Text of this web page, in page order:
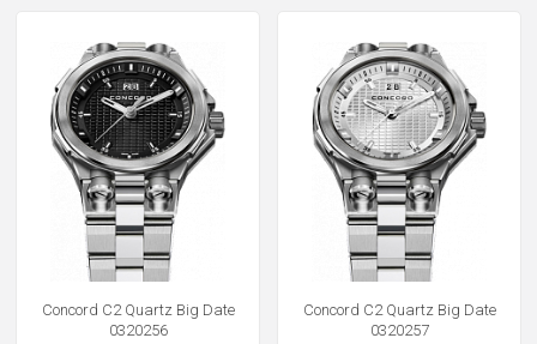
Concord C2 Quartz Big Date
0320256
Concord C2 Quartz Big Date
0320257